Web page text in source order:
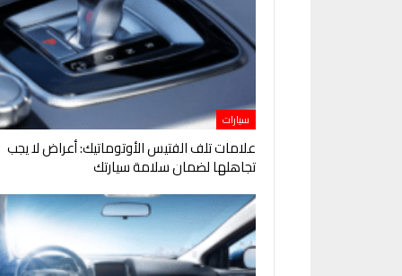
سيارات
علامات تلف الفتيس الأوتوماتيك: أعراض لا يجب
تجاهلها لضمان سلامة سيارتك